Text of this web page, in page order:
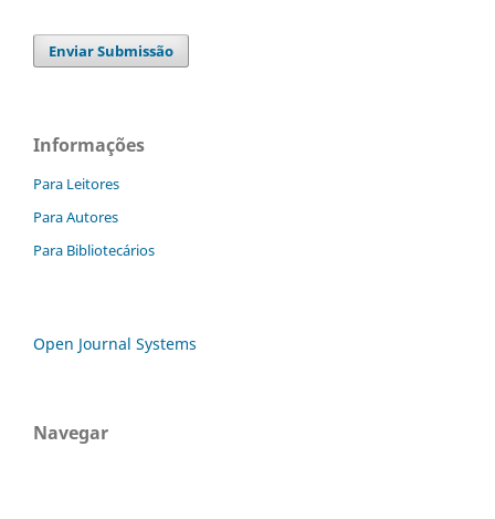
Enviar Submissão
Informações
Para Leitores
Para Autores
Para Bibliotecários
Open Journal Systems
Navegar